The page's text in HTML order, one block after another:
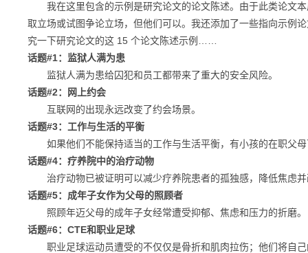
我在这里包含的示例是研究论文的论文陈述。由于此类论文本
取立场或试图争论立场，但他们可以。我还添加了一些指向示例
究一下研究论文的这 15 个论文陈述示例……
话题#1：监狱人满为患
监狱人满为患给囚犯和员工都带来了重大的安全风险。
话题#2：网上约会
互联网的出现永远改变了约会场景。
话题#3：工作与生活的平衡
如果他们不能保持适当的工作与生活平衡，有小孩的在职父母
话题#4：疗养院中的治疗动物
治疗动物已被证明可以减少疗养院患者的孤独感，降低焦虑并
话题#5：成年子女作为父母的照顾者
照顾年迈父母的成年子女经常遭受抑郁、焦虑和压力的折磨。
话题#6：CTE和职业足球
职业足球运动员遭受的不仅仅是骨折和肌肉拉伤；他们将自己